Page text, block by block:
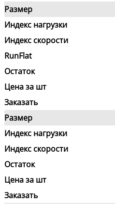
Размер
Индекс нагрузки
Индекс скорости
RunFlat
Остаток
Цена за шт
Заказать
Размер
Индекс нагрузки
Индекс скорости
Остаток
Цена за шт
Заказать